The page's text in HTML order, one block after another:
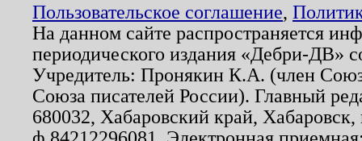
Пользовательское соглашение,
На данном сайте распространяется
периодического издания «Дебри-ДВ»
Учредитель: Пронякин К.А. (член
Союза писателей России). Главный
680032, Хабаровский край,